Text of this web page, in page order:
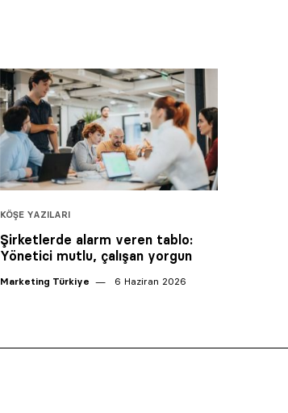
KÖŞE YAZILARI
Şirketlerde alarm veren tablo:
Yönetici mutlu, çalışan yorgun
Marketing Türkiye 6 Haziran 2026